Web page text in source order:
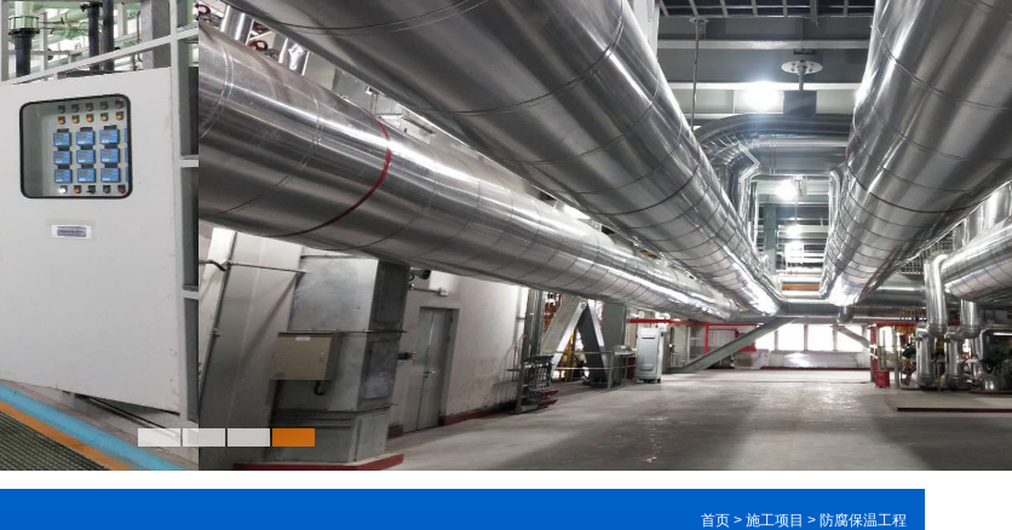
首页 > 施工项目 > 防腐保温工程